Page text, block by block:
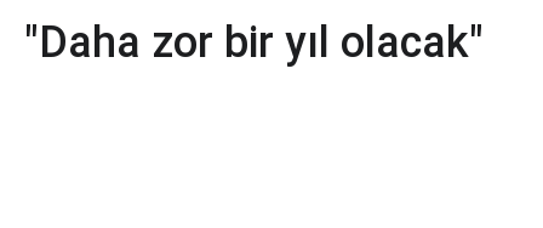
"Daha zor bir yıl olacak"